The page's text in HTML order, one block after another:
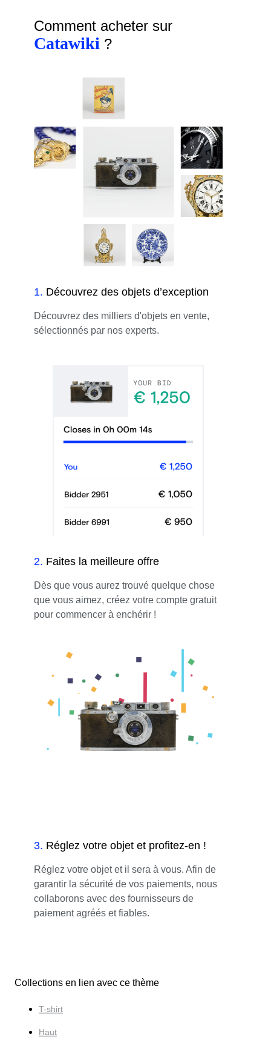
Comment acheter sur
Catawiki ?
1. Découvrez des objets d’exception
Découvrez des milliers d'objets en vente,
sélectionnés par nos experts.
2. Faites la meilleure offre
Dès que vous aurez trouvé quelque chose
que vous aimez, créez votre compte gratuit
pour commencer à enchérir !
3. Réglez votre objet et profitez-en !
Réglez votre objet et il sera à vous. Afin de
garantir la sécurité de vos paiements, nous
collaborons avec des fournisseurs de
paiement agréés et fiables.
Collections en lien avec ce thème
T-shirt
Haut